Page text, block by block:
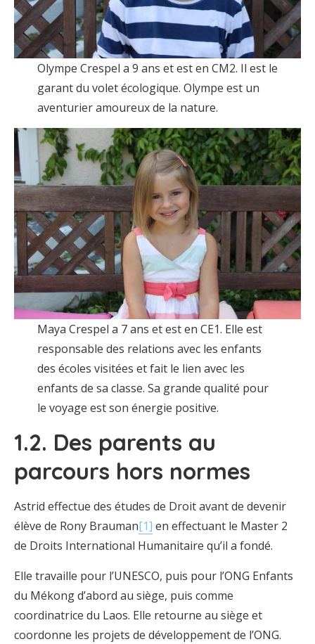
Olympe Crespel a 9 ans et est en CM2. Il est le
garant du volet écologique. Olympe est un
aventurier amoureux de la nature.
Maya Crespel a 7 ans et est en CE1. Elle est
responsable des relations avec les enfants
des écoles visitées et fait le lien avec les
enfants de sa classe. Sa grande qualité pour
le voyage est son énergie positive.
1.2. Des parents au
parcours hors normes
Astrid effectue des études de Droit avant de devenir
élève de Rony Brauman[1] en effectuant le Master 2
de Droits International Humanitaire qu’il a fondé.
Elle travaille pour l’UNESCO, puis pour l’ONG Enfants
du Mékong d’abord au siège, puis comme
coordinatrice du Laos. Elle retourne au siège et
coordonne les projets de développement de l’ONG.